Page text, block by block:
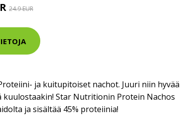
24.9 EUR
ja kuitupitoiset nachot. Juuri niin hyvää
kuulostaakin! Star Nutritionin Protein Nachos
ja sisältää 45% proteiinia!